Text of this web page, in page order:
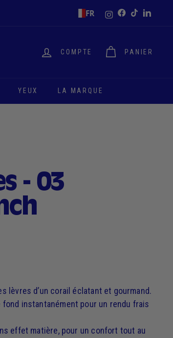
FR
Instagram
Facebook
TikTok
COMPTE PANIER
YEUX LA MARQUE
- 03
lèvres d’un corail éclatant et gourmand.
instantanément pour un rendu frais
effet matière, pour un confort tout au